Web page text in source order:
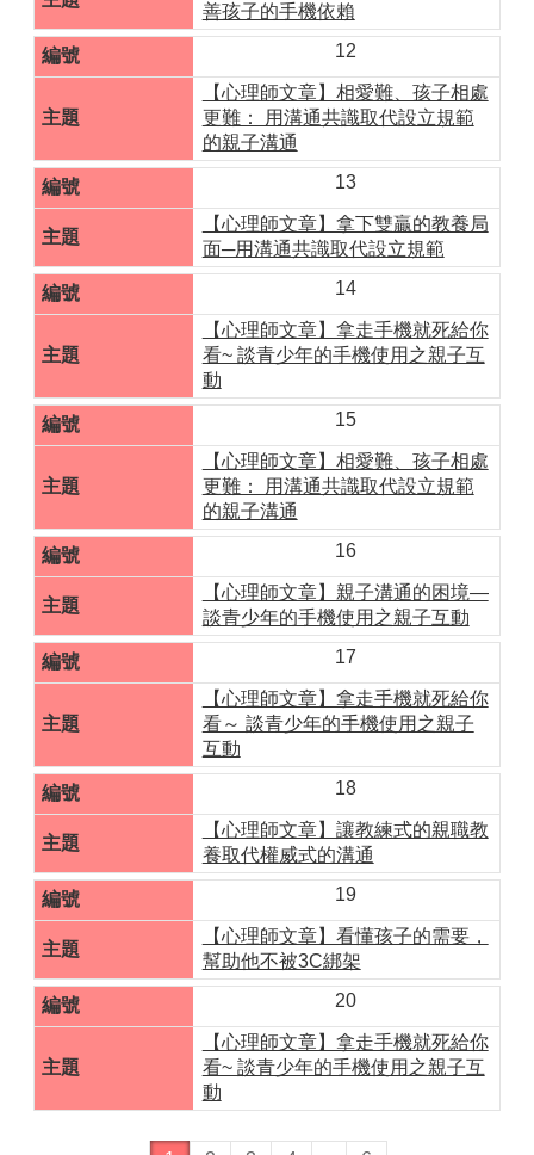
善孩子的手機依賴
12
【心理師文章】相愛難、孩子相處
更難： 用溝通共識取代設立規範
的親子溝通
13
【心理師文章】拿下雙贏的教養局
面─用溝通共識取代設立規範
14
【心理師文章】拿走手機就死給你
看~ 談青少年的手機使用之親子互
動
15
【心理師文章】相愛難、孩子相處
更難： 用溝通共識取代設立規範
的親子溝通
16
【心理師文章】親子溝通的困境—
談青少年的手機使用之親子互動
17
【心理師文章】拿走手機就死給你
看～ 談青少年的手機使用之親子
互動
18
【心理師文章】讓教練式的親職教
養取代權威式的溝通
19
【心理師文章】看懂孩子的需要，
幫助他不被3C綁架
20
【心理師文章】拿走手機就死給你
看~ 談青少年的手機使用之親子互
動